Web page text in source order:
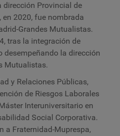
dirección Provincial de
en 2020, fue nombrada
Grandes Mutualistas.
tras la integración de
desempeñando la dirección
Mutualistas.
y Relaciones Públicas,
de Riesgos Laborales
Interuniversitario en
Social Corporativa.
a Fraternidad-Muprespa,